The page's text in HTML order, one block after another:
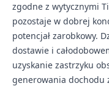
zgodne z wytycznymi
pozostaje w dobrej
potencjał zarobkowy.
dostawie i
uzyskanie zastrzyku
generowania dochodu